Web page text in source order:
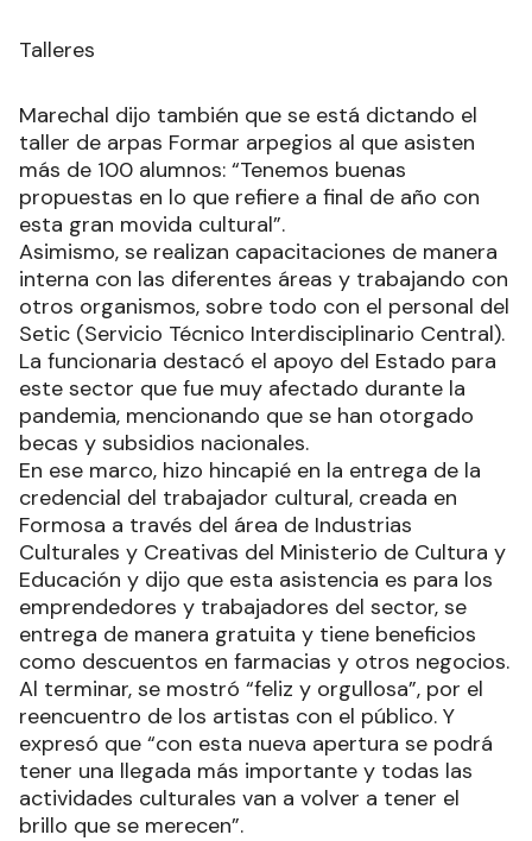
Talleres
Marechal dijo también que se está dictando el
taller de arpas Formar arpegios al que asisten
más de 100 alumnos: “Tenemos buenas
propuestas en lo que refiere a final de año con
esta gran movida cultural”.
Asimismo, se realizan capacitaciones de manera
interna con las diferentes áreas y trabajando con
otros organismos, sobre todo con el personal del
Setic (Servicio Técnico Interdisciplinario Central).
La funcionaria destacó el apoyo del Estado para
este sector que fue muy afectado durante la
pandemia, mencionando que se han otorgado
becas y subsidios nacionales.
En ese marco, hizo hincapié en la entrega de la
credencial del trabajador cultural, creada en
Formosa a través del área de Industrias
Culturales y Creativas del Ministerio de Cultura y
Educación y dijo que esta asistencia es para los
emprendedores y trabajadores del sector, se
entrega de manera gratuita y tiene beneficios
como descuentos en farmacias y otros negocios.
Al terminar, se mostró “feliz y orgullosa”, por el
reencuentro de los artistas con el público. Y
expresó que “con esta nueva apertura se podrá
tener una llegada más importante y todas las
actividades culturales van a volver a tener el
brillo que se merecen”.